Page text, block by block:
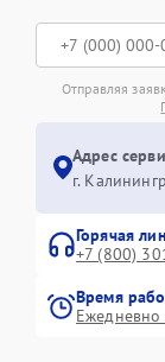
Отправляя
Адрес
г.
Горячая
+7 (800)
Время